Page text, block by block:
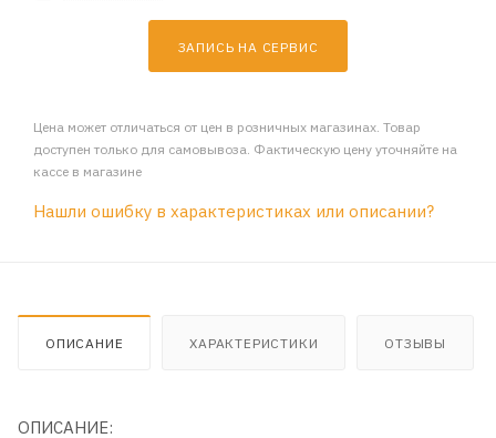
ЗАПИСЬ НА СЕРВИС
Цена может отличаться от цен в розничных магазинах. Товар
доступен только для самовывоза. Фактическую цену уточняйте на
кассе в магазине
Нашли ошибку в характеристиках или описании?
ОПИСАНИЕ ХАРАКТЕРИСТИКИ ОТЗЫВЫ
ОПИСАНИЕ: